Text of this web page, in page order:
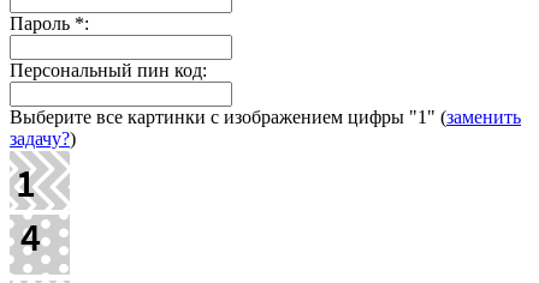
Пароль *:
Персональный пин код:
Выберите все картинки с изображением цифры "1" (заменить
задачу?)